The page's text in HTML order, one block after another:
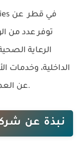
Al-Hattab Group of Companies في قطر عن
توفر عدد من
الرعاية
الداخلية، وخدمات
عن العمل من مختلف التخصصات والخبرات.
نبذة عن